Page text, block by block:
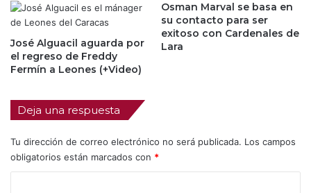
José Alguacil aguarda por
el regreso de Freddy
Fermín a Leones (+Video)
Osman Marval se basa en
su contacto para ser
exitoso con Cardenales de
Lara
Deja una respuesta
Tu dirección de correo electrónico no será publicada. Los campos
obligatorios están marcados con *